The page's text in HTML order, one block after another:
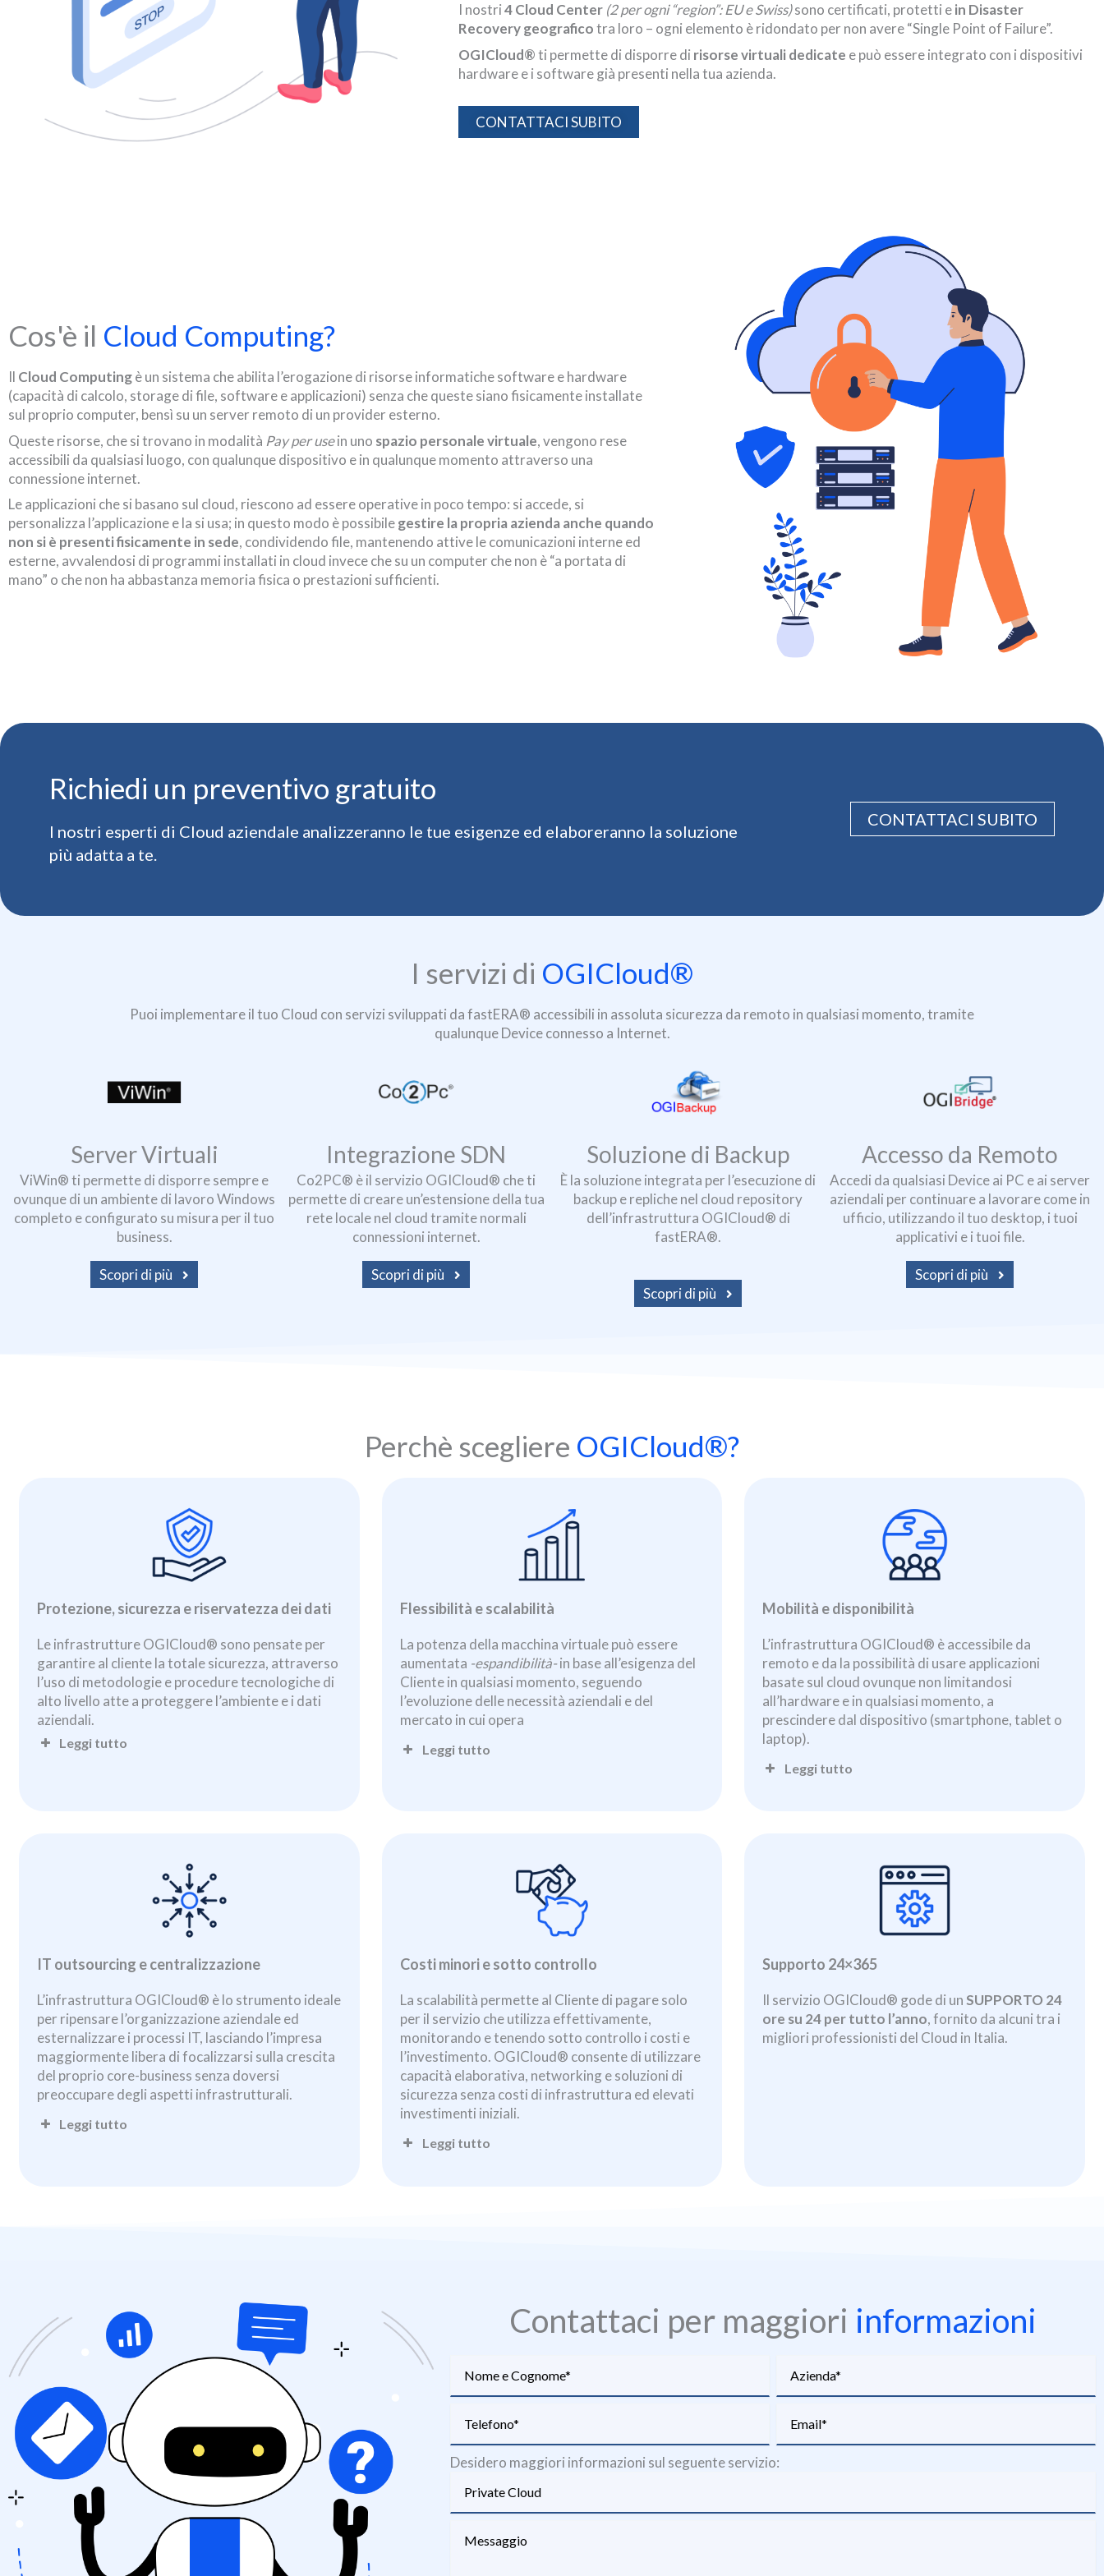
I nostri4 Cloud Center (2 per ogni “region”: EU e Swiss)sono certificati, protetti ein Disaster
Recovery geograficotra loro – ogni elemento è ridondato per non avere “Single Point of Failure”.
OGICloud®ti permette di disporre di risorse virtuali dedicate e può essere integrato con i dispositivi
hardware e i software già presenti nella tua azienda.
CONTATTACI SUBITO
Cos'è il Cloud Computing?
Il Cloud Computingè un sistema che abilita l’erogazione di risorse informatiche software e hardware
(capacità di calcolo, storage di file, software e applicazioni) senza che queste siano fisicamente installate
sul proprio computer, bensì su un server remoto di un provider esterno.
Queste risorse, che si trovano in modalità Pay per usein uno spazio personale virtuale, vengono rese
accessibili da qualsiasi luogo, con qualunque dispositivo e in qualunque momento attraverso una
connessione internet.
Le applicazioni che si basano sul cloud, riescono ad essere operative in poco tempo: si accede, si
personalizza l’applicazione e la si usa; in questo modo è possibilegestire la propria azienda anche quando
non si è presenti fisicamente in sede, condividendo file, mantenendo attive le comunicazioni interne ed
esterne, avvalendosi di programmi installati in cloud invece che su un computer che non è “a portata di
mano” o che non ha abbastanza memoria fisica o prestazioni sufficienti.
Richiedi un preventivo gratuito
I nostri esperti di Cloud aziendale analizzeranno le tue esigenze ed elaboreranno la soluzione
più adatta a te.
CONTATTACI SUBITO
I servizi di OGICloud®
Puoi implementare il tuo Cloud con servizi sviluppati da fastERA® accessibili in assoluta sicurezza da remoto in qualsiasi momento, tramite
qualunque Device connesso a Internet.
Server Virtuali
ViWin® ti permette di disporre sempre e
ovunque di un ambiente di lavoro Windows
completo e configurato su misura per il tuo
business.
Scopri di più
Integrazione SDN
Co2PC® è il servizio OGICloud® che ti
permette di creare un’estensione della tua
rete locale nel cloud tramite normali
connessioni internet.
Scopri di più
Soluzione di Backup
È la soluzione integrata per l’esecuzione di
backup e repliche nel cloud repository
dell’infrastruttura OGICloud® di
fastERA®.
Scopri di più
Accesso da Remoto
Accedi da qualsiasi Device ai PC e ai server
aziendali per continuare a lavorare come in
ufficio, utilizzando il tuo desktop, i tuoi
applicativi e i tuoi file.
Scopri di più
Perchè scegliere OGICloud®?
Protezione, sicurezza e riservatezza dei dati
Le infrastrutture OGICloud® sono pensate per
garantire al cliente la totale sicurezza, attraverso
l’uso di metodologie e procedure tecnologiche di
alto livello atte a proteggere l’ambiente e i dati
aziendali.
Leggi tutto
Flessibilità e scalabilità
La potenza della macchina virtuale può essere
aumentata -espandibilità-in base all’esigenza del
Cliente in qualsiasi momento, seguendo
l’evoluzione delle necessità aziendali e del
mercato in cui opera
Leggi tutto
Mobilità e disponibilità
L’infrastruttura OGICloud® è accessibile da
remoto e da la possibilità di usare applicazioni
basate sul cloud ovunque non limitandosi
all’hardware e in qualsiasi momento, a
prescindere dal dispositivo (smartphone, tablet o
laptop).
Leggi tutto
IT outsourcing e centralizzazione
L’infrastruttura OGICloud® è lo strumento ideale
per ripensare l’organizzazione aziendale ed
esternalizzare i processi IT, lasciando l’impresa
maggiormente libera di focalizzarsi sulla crescita
del proprio core-business senza doversi
preoccupare degli aspetti infrastrutturali.
Leggi tutto
Costi minori e sotto controllo
La scalabilità permette al Cliente di pagare solo
per il servizio che utilizza effettivamente,
monitorando e tenendo sotto controllo i costi e
l’investimento. OGICloud® consente di utilizzare
capacità elaborativa, networking e soluzioni di
sicurezza senza costi di infrastruttura ed elevati
investimenti iniziali.
Leggi tutto
Supporto 24×365
Il servizio OGICloud® gode di unSUPPORTO 24
ore su 24 per tutto l’anno, fornito da alcuni tra i
migliori professionisti del Cloud in Italia.
Contattaci per maggiori informazioni
Desidero maggiori informazioni sul seguente servizio: